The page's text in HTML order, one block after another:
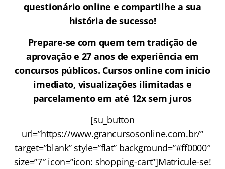
questionário online e compartilhe a sua
história de sucesso!
Prepare-se com quem tem tradição de
aprovação e 27 anos de experiência em
concursos públicos. Cursos online com início
imediato, visualizações ilimitadas e
parcelamento em até 12x sem juros
[su_button
url=”https://www.grancursosonline.com.br/”
target=”blank” style=”flat” background=”#ff0000″
size=”7″ icon=”icon: shopping-cart”]Matricule-se!